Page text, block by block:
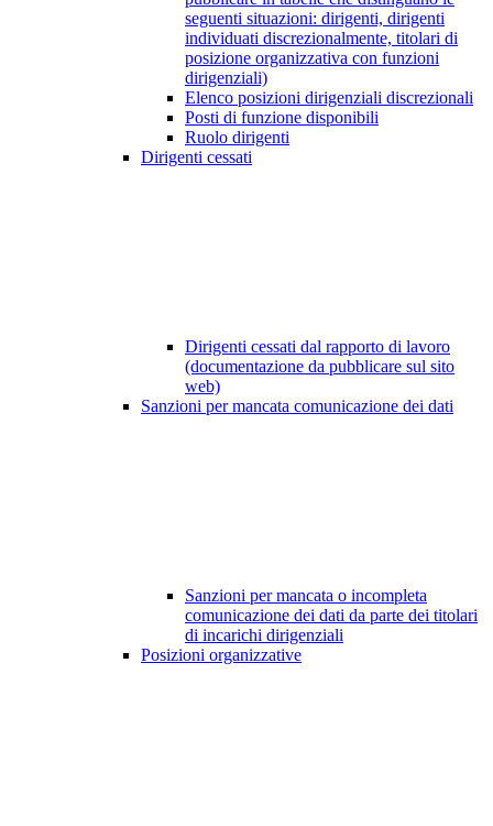
seguenti situazioni: dirigenti, dirigenti
individuati discrezionalmente, titolari di
posizione organizzativa con funzioni
dirigenziali)
Elenco posizioni dirigenziali discrezionali
Posti di funzione disponibili
Ruolo dirigenti
Dirigenti cessati
Dirigenti cessati dal rapporto di lavoro
(documentazione da pubblicare sul sito
web)
Sanzioni per mancata comunicazione dei dati
Sanzioni per mancata o incompleta
comunicazione dei dati da parte dei titolari
di incarichi dirigenziali
Posizioni organizzative